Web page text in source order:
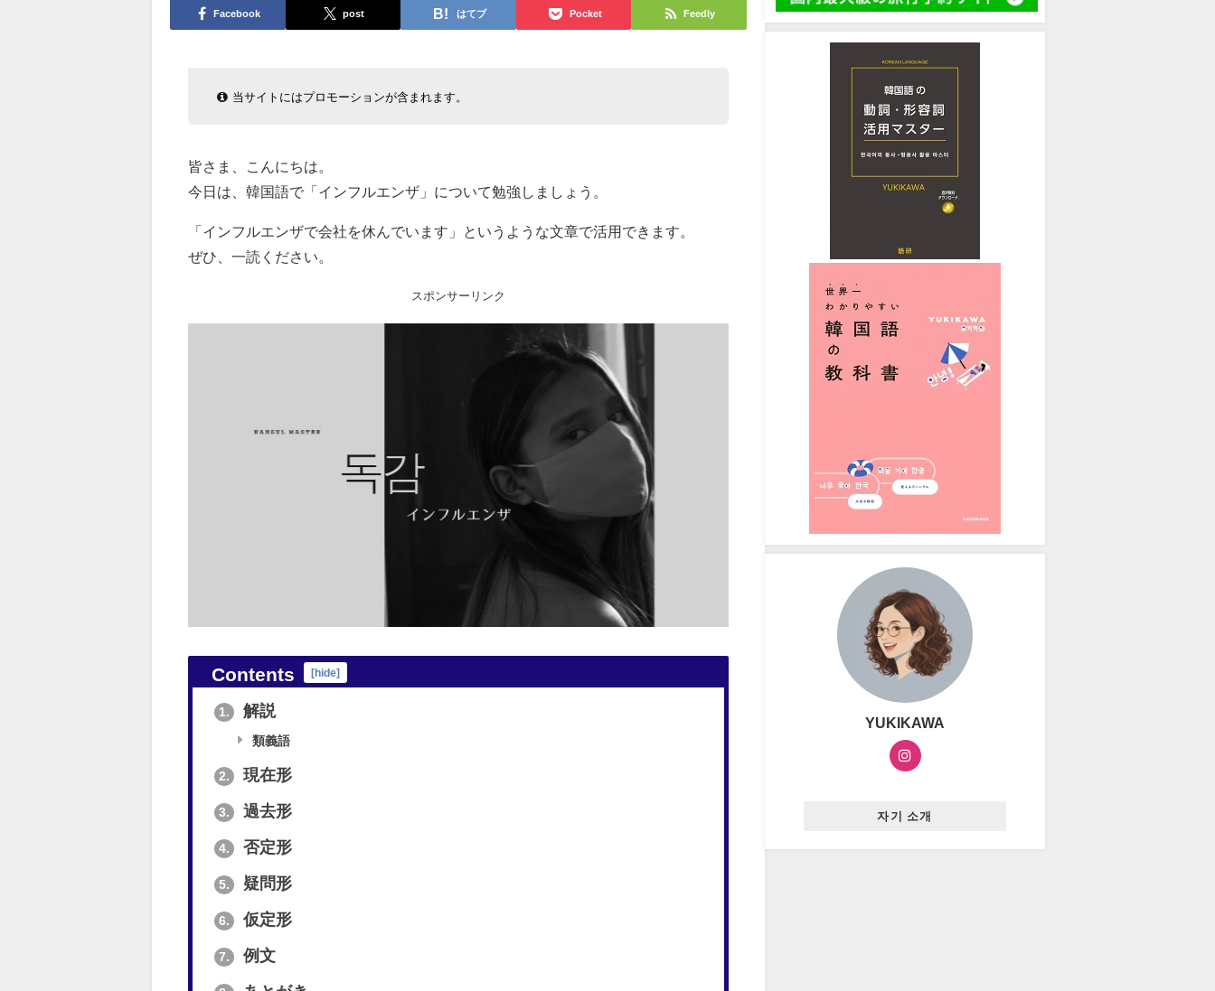
Facebook post はてブ Pocket Feedly
当サイトにはプロモーションが含まれます。
皆さま、こんにちは。
今日は、韓国語で「インフルエンザ」について勉強しましょう。
「インフルエンザで会社を休んでいます」というような文章で活用できます。
ぜひ、一読ください。
スポンサーリンク
Contents [hide]
1. 解説
類義語
2. 現在形
3. 過去形
4. 否定形
5. 疑問形
6. 仮定形
7. 例文
YUKIKAWA
자기 소개